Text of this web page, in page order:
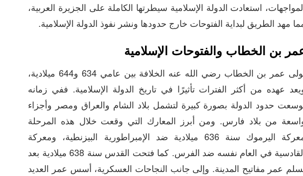
استعادت الدولة الإسلامية سيطرتها الكاملة على الجزيرة العربية،
مهد الطريق لبداية الفتوحات خارج حدودها ونشر نفوذ الدولة الإسلامية.
بن الخطاب والفتوحات الإسلامية
تولى عمر بن الخطاب رضي الله عنه الخلافة بين عامي 634 و644 ميلادية،
عهده من أكثر الفترات تأثيرًا في تاريخ الدولة الإسلامية. ففي زمانه
حدود الدولة بصورة كبيرة لتشمل بلاد الشام والعراق ومصر وأجزاء
من بلاد فارس. ومن أبرز المعارك التي وقعت خلال هذه المرحلة
معركة اليرموك سنة 636 ميلادية ضد الإمبراطورية البيزنطية، ومعركة
القادسية في العام نفسه ضد الفرس. كما فتحت القدس سنة 638 ميلادية بعد
عمر مفاتيح المدينة. وإلى جانب النجاحات العسكرية، أسس عمر العديد